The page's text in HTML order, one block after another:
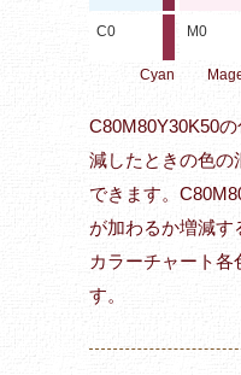
C0
Cyan
M0
C80M80Y30K50
減したときの色の
できます。
が加わるか増減す
カラーチャート各
す。